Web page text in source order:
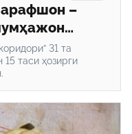
–
31 та
таси ҳозирги